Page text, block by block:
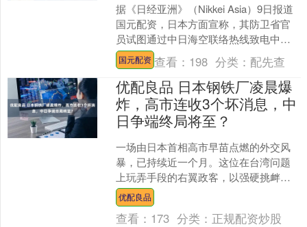
据《日经亚洲》（Nikkei Asia）9日报道
国元配资，日本方面宣称，其防卫省官
员试图通过中日海空联络热线致电中
方，但无人接听。 日本这波操作纯属博
眼球 这条....
国元配资 查看： 198 分类： 配先查
优配良品 日本钢铁厂凌晨爆
炸，高市连收3个坏消息，中
日争端终局将至？
一场由日本首相高市早苗点燃的外交风
暴，已持续近一个月。这位在台湾问题
上玩弄手段的右翼政客，以强硬挑衅开
场优配良品，又以模糊言辞推诿，其拙
劣表现不仅将中日关系推向....
优配良品
查看： 173 分类： 正规配资炒股